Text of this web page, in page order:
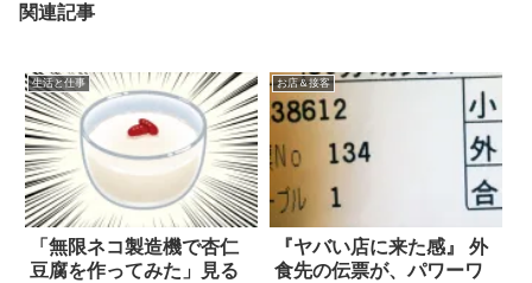
関連記事
生活と仕事
「無限ネコ製造機で杏仁
豆腐を作ってみた」見る
お店＆接客
『ヤバい店に来た感』 外
食先の伝票が、パワーワ